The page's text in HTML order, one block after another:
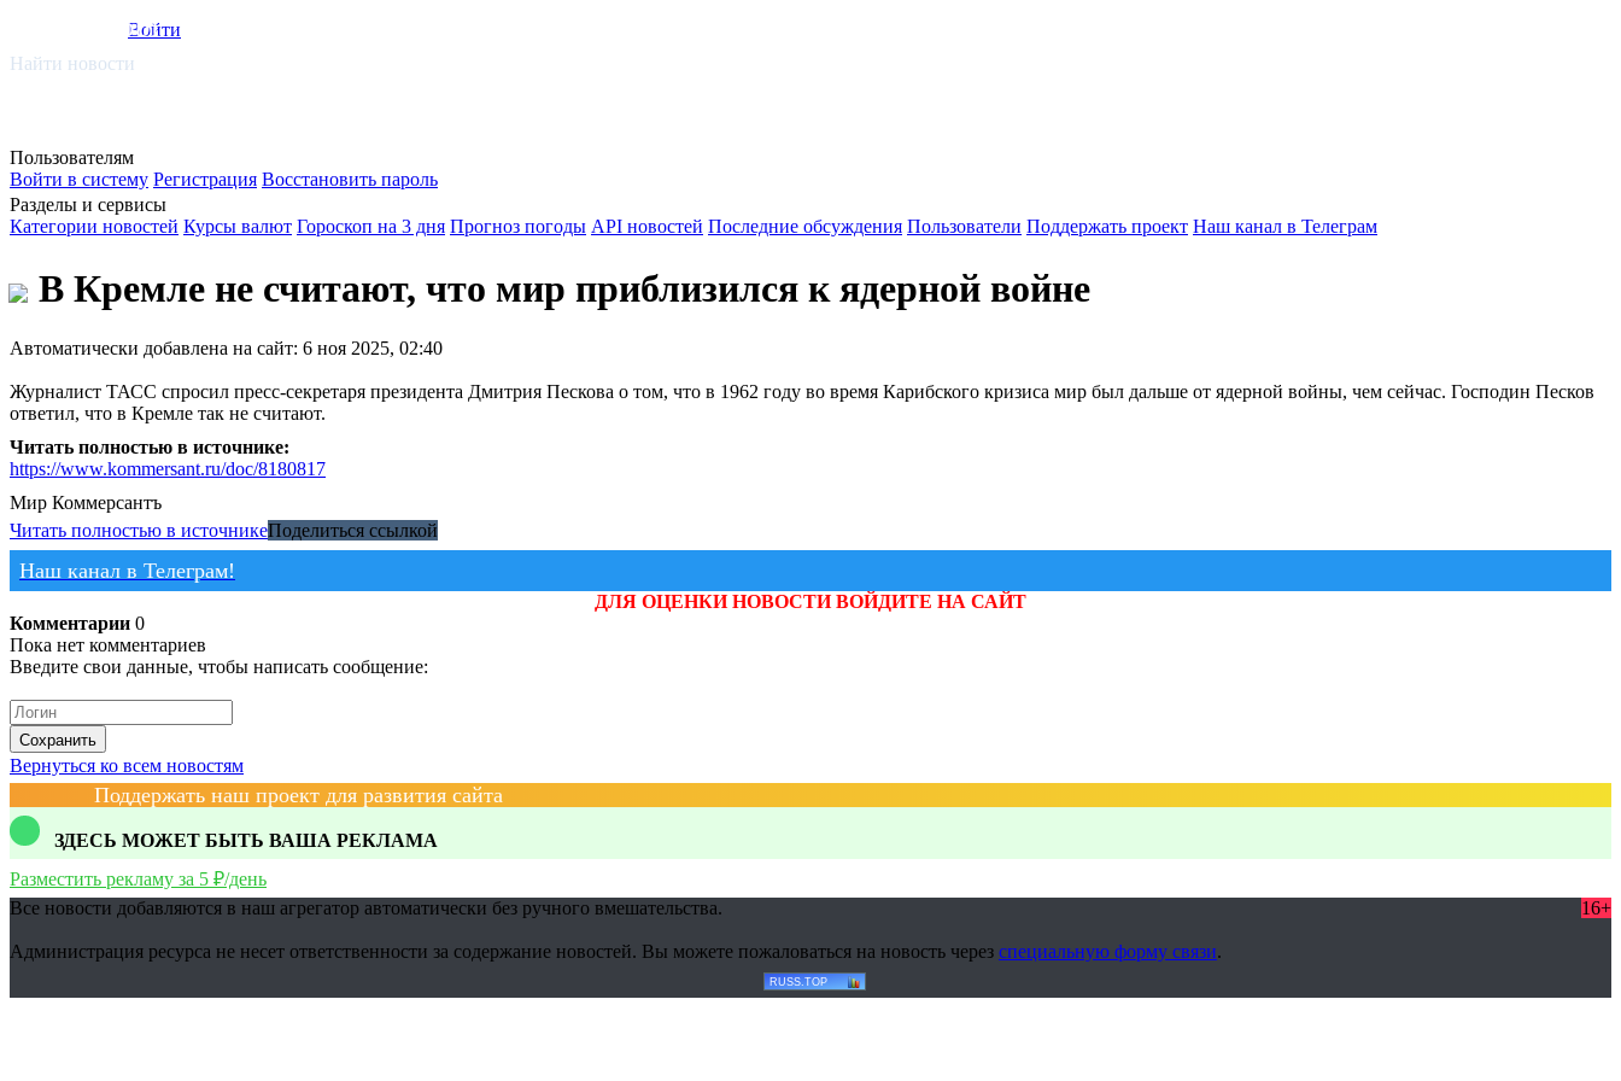
smi.mobi
Войти
Найти новости
Пользователям
Войти в систему Регистрация Восстановить пароль
Разделы и сервисы
Категории новостей Курсы валют Гороскоп на 3 дня Прогноз погоды API новостей Последние обсуждения Пользователи Поддержать проект Наш канал в Телеграм
В Кремле не считают, что мир приблизился к ядерной войне
Автоматически добавлена на сайт: 6 ноя 2025, 02:40
Журналист ТАСС спросил пресс-секретаря президента Дмитрия Пескова о том, что в 1962 году во время Карибского кризиса мир был дальше от ядерной войны, чем сейчас. Господин Песков
ответил, что в Кремле так не считают.
Читать полностью в источнике:
https://www.kommersant.ru/doc/8180817
Мир Коммерсантъ
Читать полностью в источникеПоделиться ссылкой
Наш канал в Телеграм!
ДЛЯ ОЦЕНКИ НОВОСТИ ВОЙДИТЕ НА САЙТ
Комментарии 0
Пока нет комментариев
Введите свои данные, чтобы написать сообщение:
Сохранить
Вернуться ко всем новостям
Поддержать наш проект для развития сайта
ЗДЕСЬ МОЖЕТ БЫТЬ ВАША РЕКЛАМА
Разместить рекламу за 5 ₽/день
Все новости добавляются в наш агрегатор автоматически без ручного вмешательства.
16+
Администрация ресурса не несет ответственности за содержание новостей. Вы можете пожаловаться на новость через специальную форму связи.